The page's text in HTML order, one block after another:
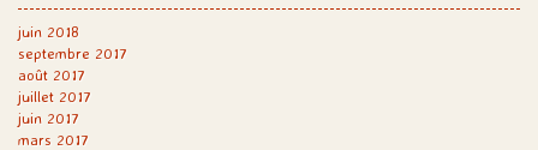
juin 2018
septembre 2017
août 2017
juillet 2017
juin 2017
mars 2017